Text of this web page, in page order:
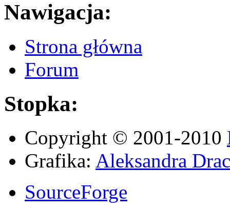
Nawigacja:
Strona główna
Forum
Stopka:
Copyright © 2001-2010
Grafika: Aleksandra
SourceForge